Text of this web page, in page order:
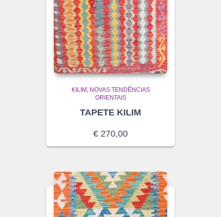
KILIM
NOVAS TENDÊNCIAS
ORIENTAIS
TAPETE KILIM
€ 270,00